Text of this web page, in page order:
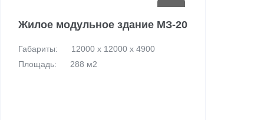
Жилое модульное здание МЗ-20
Габариты:
12000 х 12000 х 4900
Площадь:
288 м2